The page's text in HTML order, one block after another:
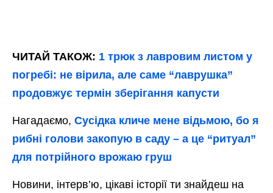
ЧИТАЙ ТАКОЖ: 1 трюк з лавровим листом у
погребі: не вірила, але саме “лаврушка”
продовжує термін зберігання капусти
Нагадаємо, Сусідка кличе мене відьмою, бо я
рибні голови закопую в саду – а це “ритуал”
для потрійного врожаю груш
Новини, інтерв’ю, цікаві історії ти знайдеш на